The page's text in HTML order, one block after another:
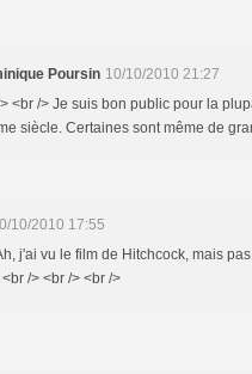
Poursin 10/10/2010 21:27
<br /> Je suis bon public pour la
siècle. Certaines sont même de
10/2010 17:55
j'ai vu le film de Hitchcock, mais
/> <br /> <br />